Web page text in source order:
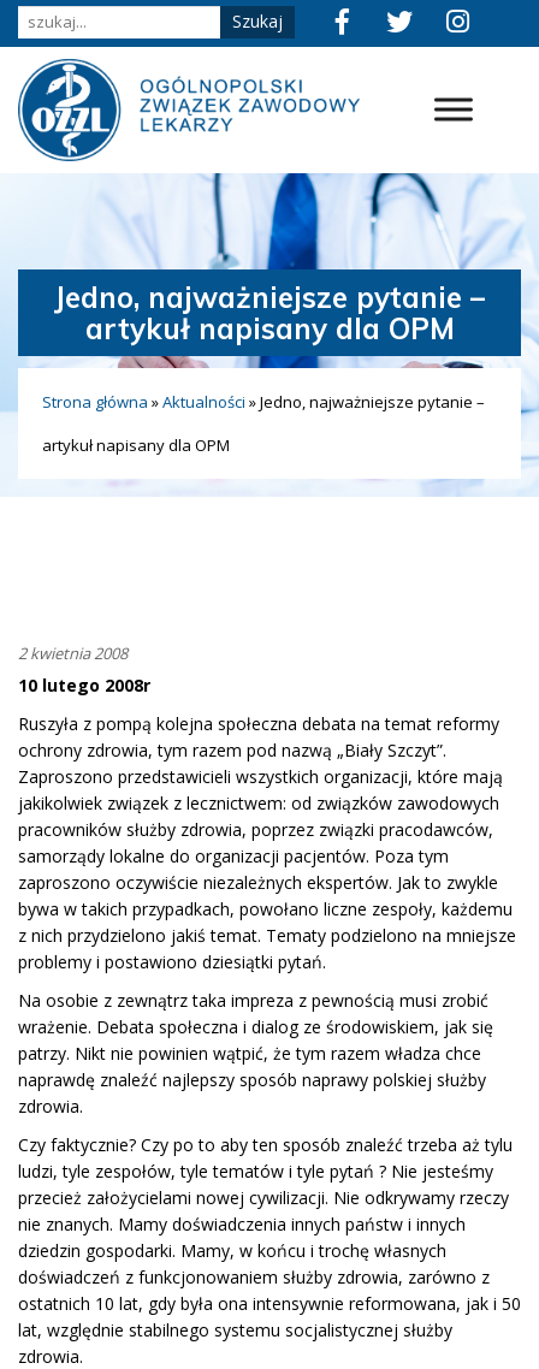
Jedno, najważniejsze pytanie –
artykuł napisany dla OPM
Strona główna »Aktualności »Jedno, najważniejsze pytanie –
artykuł napisany dla OPM
2 kwietnia 2008
10 lutego 2008r
Ruszyła z pompą kolejna społeczna debata na temat reformy
ochrony zdrowia, tym razem pod nazwą „Biały Szczyt”.
Zaproszono przedstawicieli wszystkich organizacji, które mają
jakikolwiek związek z lecznictwem: od związków zawodowych
pracowników służby zdrowia, poprzez związki pracodawców,
samorządy lokalne do organizacji pacjentów. Poza tym
zaproszono oczywiście niezależnych ekspertów. Jak to zwykle
bywa w takich przypadkach, powołano liczne zespoły, każdemu
z nich przydzielono jakiś temat. Tematy podzielono na mniejsze
problemy i postawiono dziesiątki pytań.
Na osobie z zewnątrz taka impreza z pewnością musi zrobić
wrażenie. Debata społeczna i dialog ze środowiskiem, jak się
patrzy. Nikt nie powinien wątpić, że tym razem władza chce
naprawdę znaleźć najlepszy sposób naprawy polskiej służby
zdrowia.
Czy faktycznie? Czy po to aby ten sposób znaleźć trzeba aż tylu
ludzi, tyle zespołów, tyle tematów i tyle pytań ? Nie jesteśmy
przecież założycielami nowej cywilizacji. Nie odkrywamy rzeczy
nie znanych. Mamy doświadczenia innych państw i innych
dziedzin gospodarki. Mamy, w końcu i trochę własnych
doświadczeń z funkcjonowaniem służby zdrowia, zarówno z
ostatnich 10 lat, gdy była ona intensywnie reformowana, jak i 50
lat, względnie stabilnego systemu socjalistycznej służby
zdrowia.